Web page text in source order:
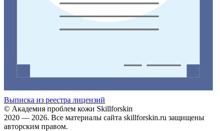
Выписка из реестра лицензий
© Академия проблем кожи Skillforskin
2020 — 2026. Все материалы сайта skillforskin.ru защищены
авторским правом.